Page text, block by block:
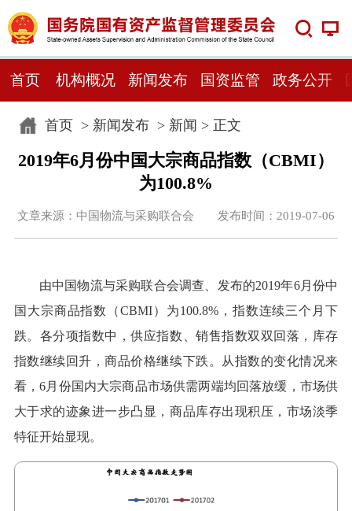
首页 机构概况 新闻发布 国资监管 政务公开
首页> 新闻发布> 新闻 > 正文
2019年6月份中国大宗商品指数（CBMI）
为100.8%
文章来源：中国物流与采购联合会 发布时间：2019-07-06
由中国物流与采购联合会调查、发布的2019年6月份中
国大宗商品指数（CBMI）为100.8%，指数连续三个月下
跌。各分项指数中，供应指数、销售指数双双回落，库存
指数继续回升，商品价格继续下跌。从指数的变化情况来
看，6月份国内大宗商品市场供需两端均回落放缓，市场供
大于求的迹象进一步凸显，商品库存出现积压，市场淡季
特征开始显现。